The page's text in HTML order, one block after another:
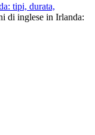
tipi, durata,
di inglese in Irlanda: